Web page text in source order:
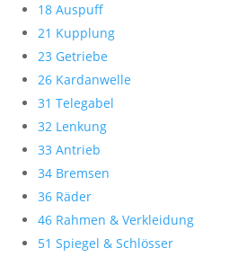
18 Auspuff
21 Kupplung
23 Getriebe
26 Kardanwelle
31 Telegabel
32 Lenkung
33 Antrieb
34 Bremsen
36 Räder
46 Rahmen & Verkleidung
51 Spiegel & Schlösser